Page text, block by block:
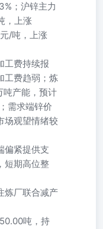
；沪锌主力
，上涨
/吨，上涨
工费持续报
工费趋弱；炼
吨产能，预计
需求端锌价
场观望情绪较
偏紧提供支
短期高位整
炼厂联合减产
吨，持